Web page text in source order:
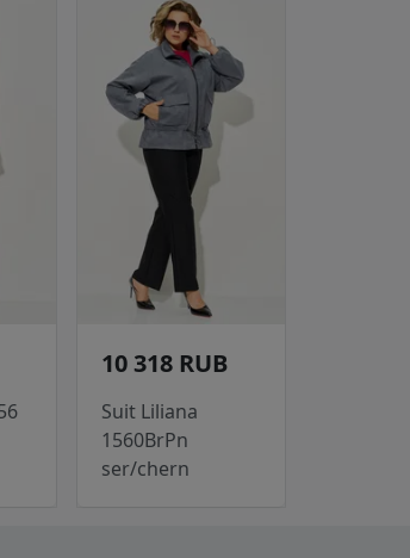
10 318 RUB
Suit Liliana
1560BrPn
ser/chern